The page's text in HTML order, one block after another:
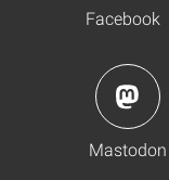
Facebook
Mastodon